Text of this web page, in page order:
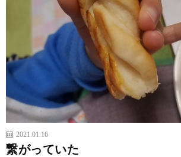
2021.01.16
繋がっていた